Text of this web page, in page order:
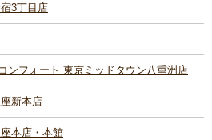
3丁目店
ンフォート 東京ミッドタウン八重洲店
新本店
本店・本館